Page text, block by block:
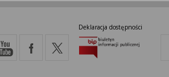
Deklaracja dostępności